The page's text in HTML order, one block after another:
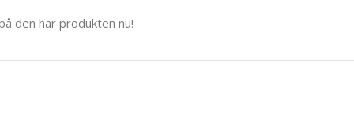
den här produkten nu!